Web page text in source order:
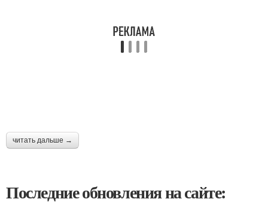
читать дальше →
Последние обновления на сайте: